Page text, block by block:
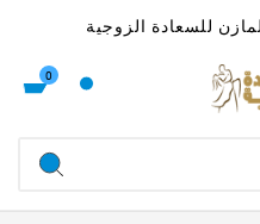
للسعادة الزوجية
0